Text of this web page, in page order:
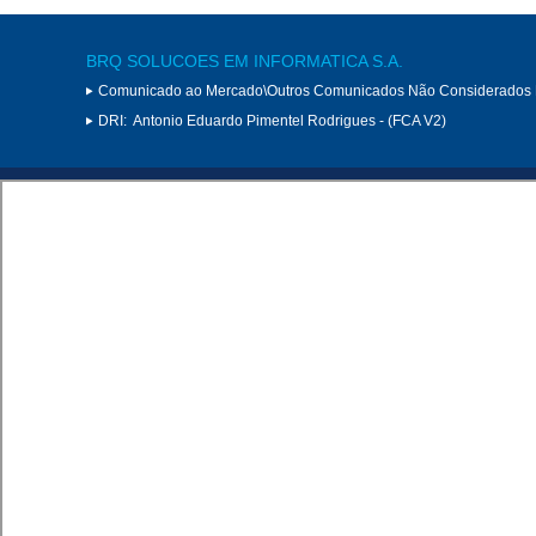
BRQ SOLUCOES EM INFORMATICA S.A.
Comunicado ao Mercado\Outros Comunicados Não Considerados
DRI: Antonio Eduardo Pimentel Rodrigues - (FCA V2)